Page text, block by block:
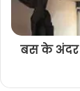
बस के अंदर